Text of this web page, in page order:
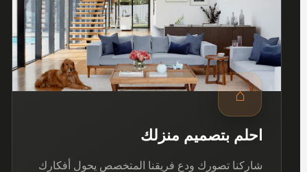
⌂
احلم بتصميم منزلك
شاركنا تصورك ودع فريقنا المتخصص يحول أفكارك